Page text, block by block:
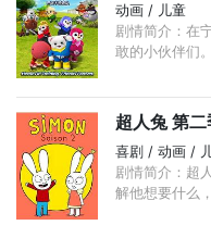
动画 / 儿童
剧情简介：在
敢的小伙伴们
超人兔 第二
喜剧 / 动画 /
剧情简介：超
解他想要什么